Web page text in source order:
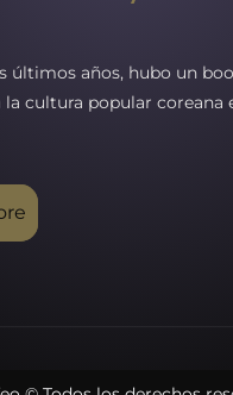
últimos años, hubo un
la cultura popular coreana